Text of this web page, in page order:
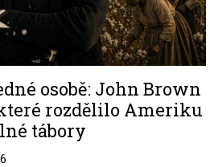
osobě: John Brown
rozdělilo Ameriku
tábory